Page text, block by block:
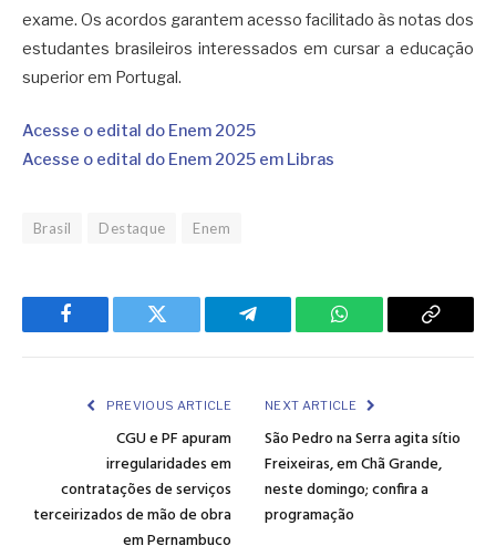
exame. Os acordos garantem acesso facilitado às notas dos
estudantes brasileiros interessados em cursar a educação
superior em Portugal.
Acesse o edital do Enem 2025
Acesse o edital do Enem 2025 em Libras
Brasil Destaque Enem
Facebook Twitter Telegram WhatsApp Copy
PREVIOUS ARTICLE
CGU e PF apuram
irregularidades em
contratações de serviços
terceirizados de mão de obra
em Pernambuco
NEXT ARTICLE
São Pedro na Serra agita sítio
Freixeiras, em Chã Grande,
neste domingo; confira a
programação